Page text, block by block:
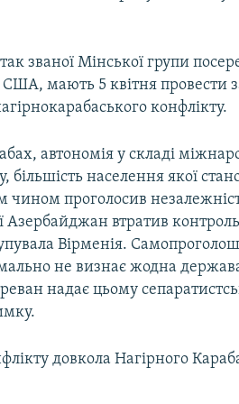
званої Мінської групи
США, мають 5 квітня провести
конфлікту.
автономія у складі
більшість населення якої
чином проголосив
Азербайджан втратив
Вірменія.
не визнає жодна
надає цьому
довкола Нагірного